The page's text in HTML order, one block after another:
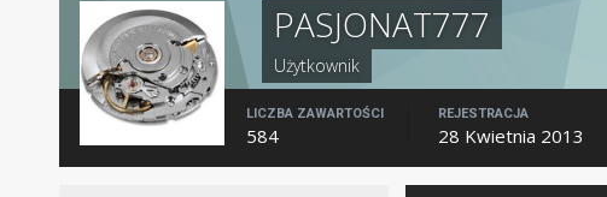
PASJONAT777
Użytkownik
LICZBA ZAWARTOŚCI
584
REJESTRACJA
28 Kwietnia 2013